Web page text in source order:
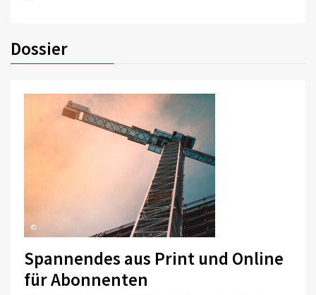
Dossier
©
Spannendes aus Print und Online
für Abonnenten